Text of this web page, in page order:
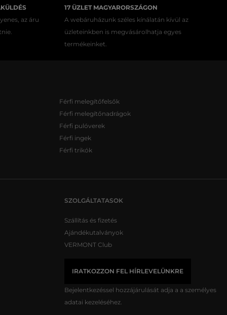
az áru
17 ÜZLET MAGYARORSZÁGON
A webáruházunk széles kínálatán kívül az
üzleteinkben is megvásárolhatja egyes
termékeinket.
Férfi melegítőfelsők
Férfi melegítőnadrágok
Férfi pulóverek
Férfi ingek
Férfi trikók
SZOLGÁLTATASOK
Szállítás és fizetés
Ajándékutalványok
VERMONT Club
IRATKOZZON FEL HÍRLEVELÜNKRE
Bejelentkezéssel hozzájárulását adja a a személyes
adatai kezeléséhez.